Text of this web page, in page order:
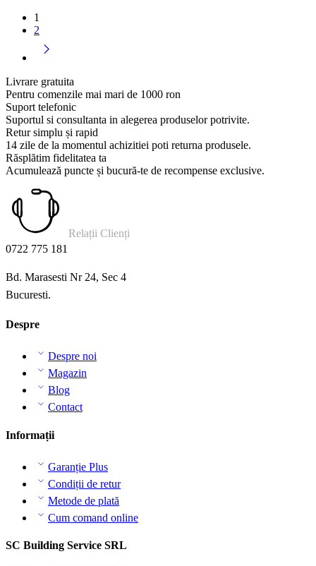
1
2
Livrare gratuita
Pentru comenzile mai mari de 1000 ron
Suport telefonic
Suportul si consultanta in alegerea produselor potrivite.
Retur simplu și rapid
14 zile de la momentul achizitiei poti returna produsele.
Răsplătim fidelitatea ta
Acumulează puncte și bucură-te de recompense exclusive.
Relații Clienți
0722 775 181
Bd. Marasesti Nr 24, Sec 4
Bucuresti.
Despre
Despre noi
Magazin
Blog
Contact
Informații
Garanție Plus
Condiții de retur
Metode de plată
Cum comand online
SC Building Service SRL